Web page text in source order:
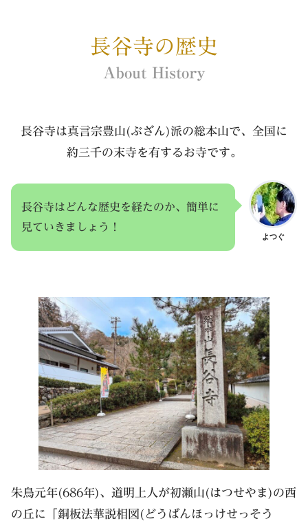
長谷寺の歴史
About History
長谷寺は真言宗豊山(ぶざん)派の総本山で、全国に
約三千の末寺を有するお寺です。
よつぐ
長谷寺はどんな歴史を経たのか、簡単に
見ていきましょう！
朱鳥元年(686年)、道明上人が初瀬山(はつせやま)の西
の丘に「銅板法華説相図(どうばんほっけせっそう